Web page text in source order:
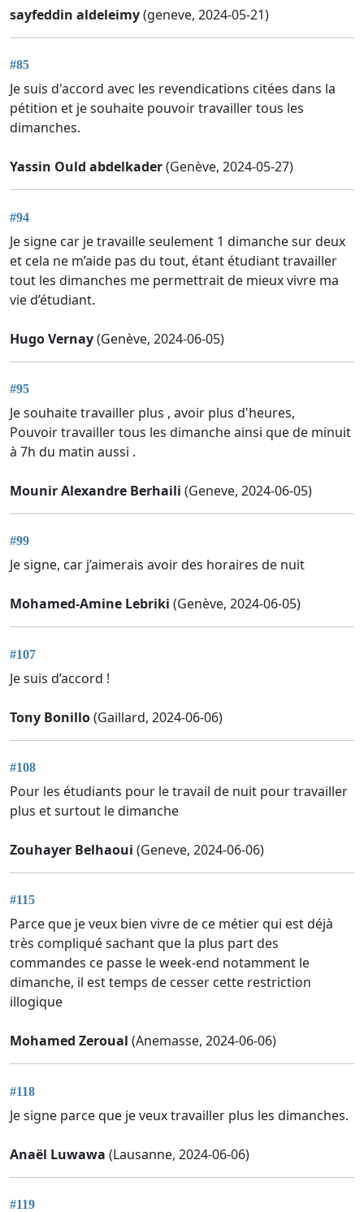
sayfeddin aldeleimy(geneve, 2024-05-21)
#85
Je suis d'accord avec les revendications citées dans la
pétition et je souhaite pouvoir travailler tous les
dimanches.
Yassin Ould abdelkader(Genève, 2024-05-27)
#94
Je signe car je travaille seulement 1 dimanche sur deux
et cela ne m’aide pas du tout, étant étudiant travailler
tout les dimanches me permettrait de mieux vivre ma
vie d’étudiant.
Hugo Vernay(Genève, 2024-06-05)
#95
Je souhaite travailler plus , avoir plus d'heures,
Pouvoir travailler tous les dimanche ainsi que de minuit
à 7h du matin aussi .
Mounir Alexandre Berhaili (Geneve, 2024-06-05)
#99
Je signe, car j’aimerais avoir des horaires de nuit
Mohamed-Amine Lebriki (Genève, 2024-06-05)
#107
Je suis d’accord !
Tony Bonillo(Gaillard, 2024-06-06)
#108
Pour les étudiants pour le travail de nuit pour travailler
plus et surtout le dimanche
Zouhayer Belhaoui (Geneve, 2024-06-06)
#115
Parce que je veux bien vivre de ce métier qui est déjà
très compliqué sachant que la plus part des
commandes ce passe le week-end notamment le
dimanche, il est temps de cesser cette restriction
illogique
Mohamed Zeroual (Anemasse, 2024-06-06)
#118
Je signe parce que je veux travailler plus les dimanches.
Anaël Luwawa (Lausanne, 2024-06-06)
#119